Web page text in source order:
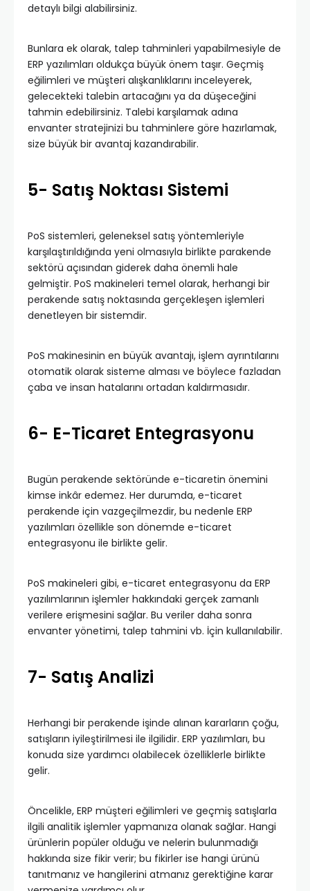
detaylı bilgi alabilirsiniz.
Bunlara ek olarak, talep tahminleri yapabilmesiyle de
ERP yazılımları oldukça büyük önem taşır. Geçmiş
eğilimleri ve müşteri alışkanlıklarını inceleyerek,
gelecekteki talebin artacağını ya da düşeceğini
tahmin edebilirsiniz. Talebi karşılamak adına
envanter stratejinizi bu tahminlere göre hazırlamak,
size büyük bir avantaj kazandırabilir.
5- Satış Noktası Sistemi
PoS sistemleri, geleneksel satış yöntemleriyle
karşılaştırıldığında yeni olmasıyla birlikte parakende
sektörü açısından giderek daha önemli hale
gelmiştir. PoS makineleri temel olarak, herhangi bir
perakende satış noktasında gerçekleşen işlemleri
denetleyen bir sistemdir.
PoS makinesinin en büyük avantajı, işlem ayrıntılarını
otomatik olarak sisteme alması ve böylece fazladan
çaba ve insan hatalarını ortadan kaldırmasıdır.
6- E-Ticaret Entegrasyonu
Bugün perakende sektöründe e-ticaretin önemini
kimse inkâr edemez. Her durumda, e-ticaret
perakende için vazgeçilmezdir, bu nedenle ERP
yazılımları özellikle son dönemde e-ticaret
entegrasyonu ile birlikte gelir.
PoS makineleri gibi, e-ticaret entegrasyonu da ERP
yazılımlarının işlemler hakkındaki gerçek zamanlı
verilere erişmesini sağlar. Bu veriler daha sonra
envanter yönetimi, talep tahmini vb. İçin kullanılabilir.
7- Satış Analizi
Herhangi bir perakende işinde alınan kararların çoğu,
satışların iyileştirilmesi ile ilgilidir. ERP yazılımları, bu
konuda size yardımcı olabilecek özelliklerle birlikte
gelir.
Öncelikle, ERP müşteri eğilimleri ve geçmiş satışlarla
ilgili analitik işlemler yapmanıza olanak sağlar. Hangi
ürünlerin popüler olduğu ve nelerin bulunmadığı
hakkında size fikir verir; bu fikirler ise hangi ürünü
tanıtmanız ve hangilerini atmanız gerektiğine karar